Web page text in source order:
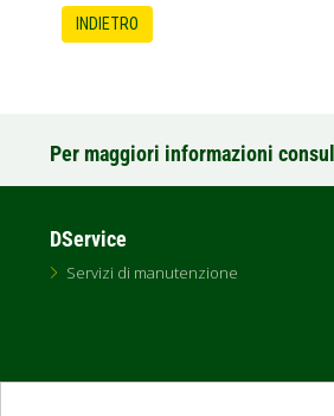
INDIETRO
Per maggiori informazioni
DService
Servizi di manutenzione